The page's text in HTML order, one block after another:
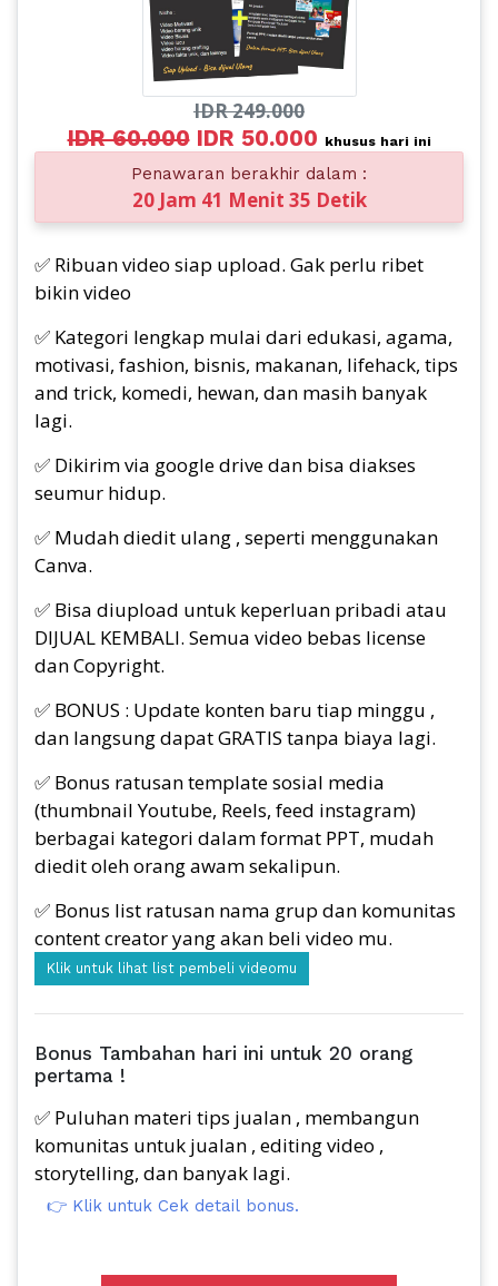
IDR 249.000
IDR 60.000IDR 50.000 khusus hari ini
Penawaran berakhir dalam :
20 Jam 41 Menit 33 Detik
✅ Ribuan video siap upload. Gak perlu ribet
bikin video
✅ Kategori lengkap mulai dari edukasi, agama,
motivasi, fashion, bisnis, makanan, lifehack, tips
and trick, komedi, hewan, dan masih banyak
lagi.
✅ Dikirim via google drive dan bisa diakses
seumur hidup.
✅ Mudah diedit ulang , seperti menggunakan
Canva.
✅ Bisa diupload untuk keperluan pribadi atau
DIJUAL KEMBALI. Semua video bebas license
dan Copyright.
✅ BONUS : Update konten baru tiap minggu ,
dan langsung dapat GRATIS tanpa biaya lagi.
✅ Bonus ratusan template sosial media
(thumbnail Youtube, Reels, feed instagram)
berbagai kategori dalam format PPT, mudah
diedit oleh orang awam sekalipun.
✅ Bonus list ratusan nama grup dan komunitas
content creator yang akan beli video mu.
Klik untuk lihat list pembeli videomu
Bonus Tambahan hari ini untuk 20 orang
pertama !
✅ Puluhan materi tips jualan , membangun
komunitas untuk jualan , editing video ,
storytelling, dan banyak lagi.
👉 Klik untuk Cek detail bonus.